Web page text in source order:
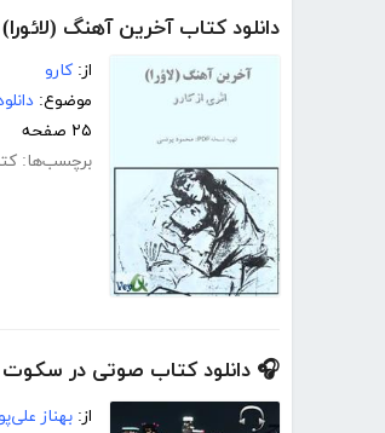
دانلود کتاب آخرین آهنگ (لائورا)
از: کارو
موضوع:
۲۵ صفحه
برچسب‌ها:
🎧 دانلود کتاب صوتی در
از: بهناز